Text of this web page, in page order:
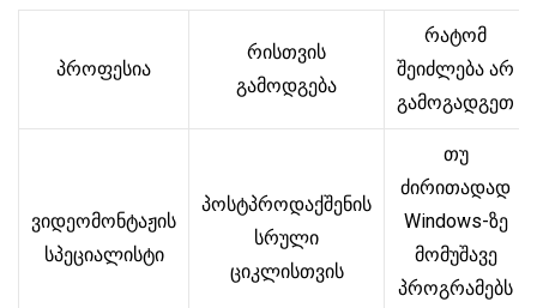
პროფესია
რისთვის
გამოდგება
რატომ
შეიძლება არ
გამოგადგეთ
ვიდეომონტაჟის
სპეციალისტი
პოსტპროდაქშენის
სრული
ციკლისთვის
თუ
ძირითადად
Windows-ზე
მომუშავე
პროგრამებს